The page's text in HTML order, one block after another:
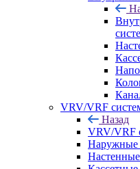
VRV/VRF
Назад
VRV/VRF
Наружные